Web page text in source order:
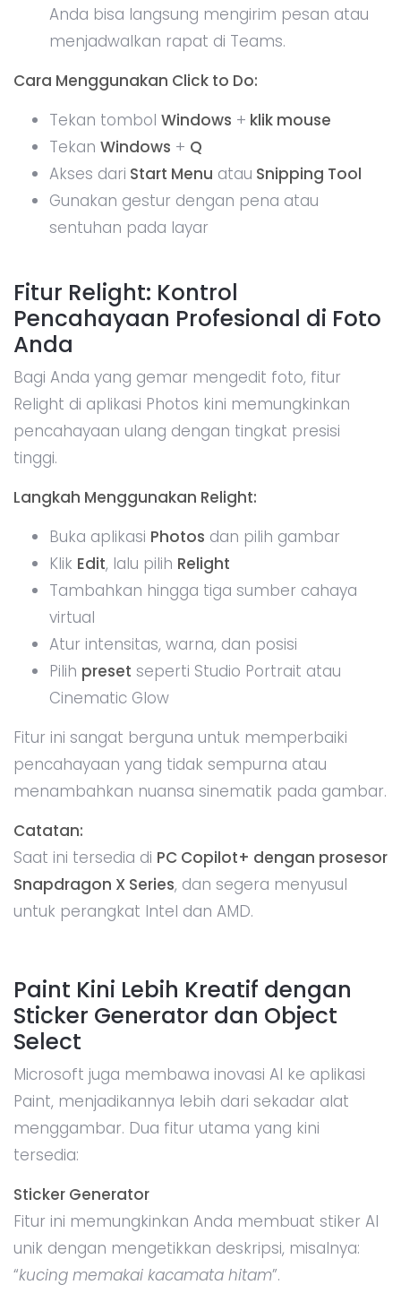
Anda bisa langsung mengirim pesan atau
menjadwalkan rapat di Teams.
Cara Menggunakan Click to Do:
Tekan tombol Windows + klik mouse
Tekan Windows + Q
Akses dari Start Menu atau Snipping Tool
Gunakan gestur dengan pena atau
sentuhan pada layar
Fitur Relight: Kontrol
Pencahayaan Profesional di Foto
Anda
Bagi Anda yang gemar mengedit foto, fitur
Relight di aplikasi Photos kini memungkinkan
pencahayaan ulang dengan tingkat presisi
tinggi.
Langkah Menggunakan Relight:
Buka aplikasi Photos dan pilih gambar
Klik Edit, lalu pilih Relight
Tambahkan hingga tiga sumber cahaya
virtual
Atur intensitas, warna, dan posisi
Pilih preset seperti Studio Portrait atau
Cinematic Glow
Fitur ini sangat berguna untuk memperbaiki
pencahayaan yang tidak sempurna atau
menambahkan nuansa sinematik pada gambar.
Catatan:
Saat ini tersedia di PC Copilot+ dengan prosesor
Snapdragon X Series, dan segera menyusul
untuk perangkat Intel dan AMD.
Paint Kini Lebih Kreatif dengan
Sticker Generator dan Object
Select
Microsoft juga membawa inovasi AI ke aplikasi
Paint, menjadikannya lebih dari sekadar alat
menggambar. Dua fitur utama yang kini
tersedia:
Sticker Generator
Fitur ini memungkinkan Anda membuat stiker AI
unik dengan mengetikkan deskripsi, misalnya:
“kucing memakai kacamata hitam”.